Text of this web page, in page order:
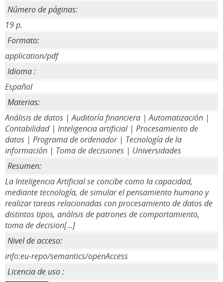
Número de páginas:
19 p.
Formato:
application/pdf
Idioma :
Español
Materias:
Análisis de datos | Auditoría financiera | Automatización |
Contabilidad | Inteligencia artificial | Procesamiento de
datos | Programa de ordenador | Tecnología de la
información | Toma de decisiones | Universidades
Resumen:
La Inteligencia Artificial se concibe como la capacidad,
mediante tecnología, de simular el pensamiento humano y
realizar tareas relacionadas con procesamiento de datos de
distintos tipos, análisis de patrones de comportamiento,
toma de decision[...]
Nivel de acceso:
info:eu-repo/semantics/openAccess
Licencia de uso :